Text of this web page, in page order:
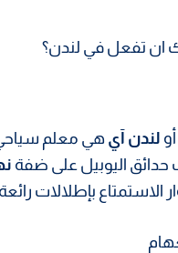
ان تفعل في لندن؟
أو لندن آي
اليوبيل على ضفة
الاستمتاع بإطلالات